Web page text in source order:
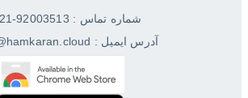
شماره تماس : 92003513-021
آدرس ایمیل : info@hamkaran.cloud